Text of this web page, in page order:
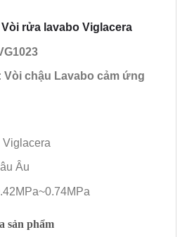
Vòi rửa lavabo Viglacera
Vòi chậu Lavabo cảm ứng
Viglacera
Âu
sản phẩm